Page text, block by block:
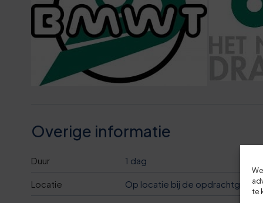
te
Overige informatie
Duur 1 dag
Locatie Op locatie bij de opdrachtgever
1
4
7
0
7
8
9
9
2
7
2
7
2
0
1
4